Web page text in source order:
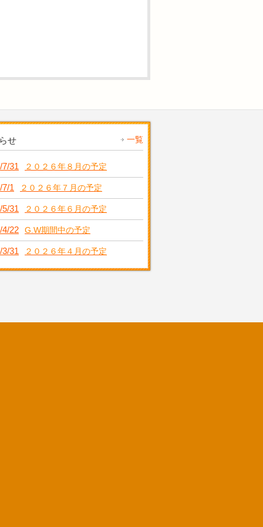
せ 一覧
7/31 ２０２６年８月の予定
7/1 ２０２６年７月の予定
5/31 ２０２６年６月の予定
4/22 G.W期間中の予定
3/31 ２０２６年４月の予定